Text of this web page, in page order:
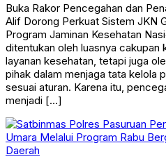
Buka Rakor Pencegahan dan
Alif Dorong Perkuat Sistem JKN
Program Jaminan Kesehatan
ditentukan oleh luasnya cakupan
layanan kesehatan, tetapi juga
pihak dalam menjaga tata kelola
sesuai aturan. Karena itu,
menjadi […]
Daerah